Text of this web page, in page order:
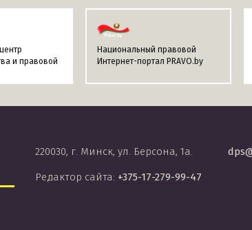
и правовой
Национальный правовой
Интернет-портал PRAVO.by
220030, г. Минск, ул. Берсона, 1а.
Редактор сайта: +375-17-279-99-47